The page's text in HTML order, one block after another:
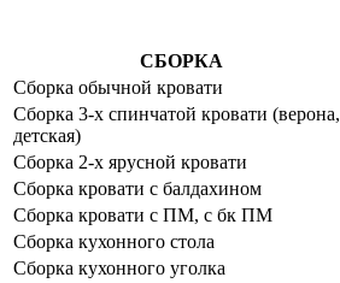
СБОРКА
Сборка обычной кровати
Сборка 3-х спинчатой кровати (верона,
детская)
Сборка 2-х ярусной кровати
Сборка кровати с балдахином
Сборка кровати с ПМ, с бк ПМ
Сборка кухонного стола
Сборка кухонного уголка